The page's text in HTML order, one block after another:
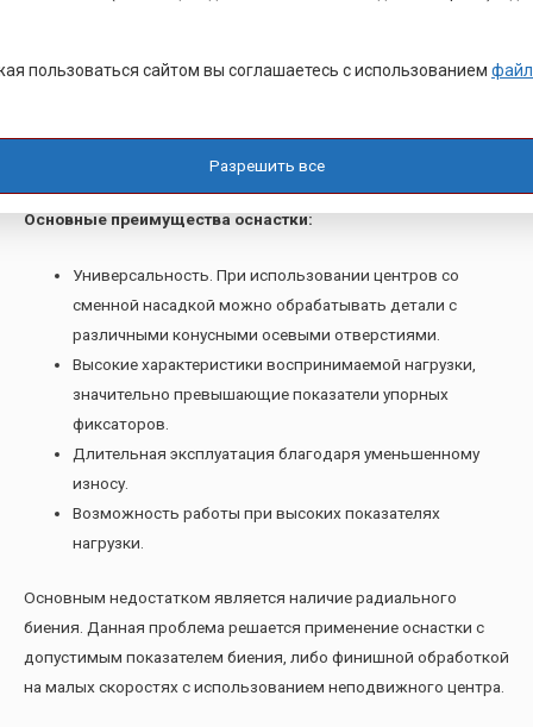
конуса центра и центрового отверстия обрабатываемой
применение смазки и твердосплавных напаек, но
оптимальным вариант – применение вращающегося центра.
Основные преимущества оснастки:
Универсальность. При использовании центров со
сменной насадкой можно обрабатывать детали с
различными конусными осевыми отверстиями.
Высокие характеристики воспринимаемой нагрузки,
значительно превышающие показатели упорных
фиксаторов.
Длительная эксплуатация благодаря уменьшенному
износу.
Возможность работы при высоких показателях
нагрузки.
Основным недостатком является наличие радиального
биения. Данная проблема решается применение оснастки с
допустимым показателем биения, либо финишной обработкой
на малых скоростях с использованием неподвижного центра.
пользоваться сайтом вы соглашаетесь с использованием
Разрешить все